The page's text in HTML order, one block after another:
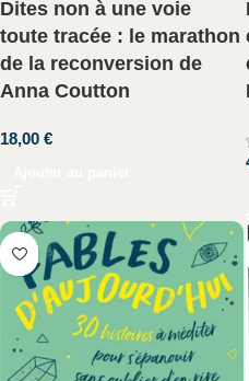
Dites non à une voie
toute tracée : le marathon
de la reconversion de
Anna Coutton
18,00 €